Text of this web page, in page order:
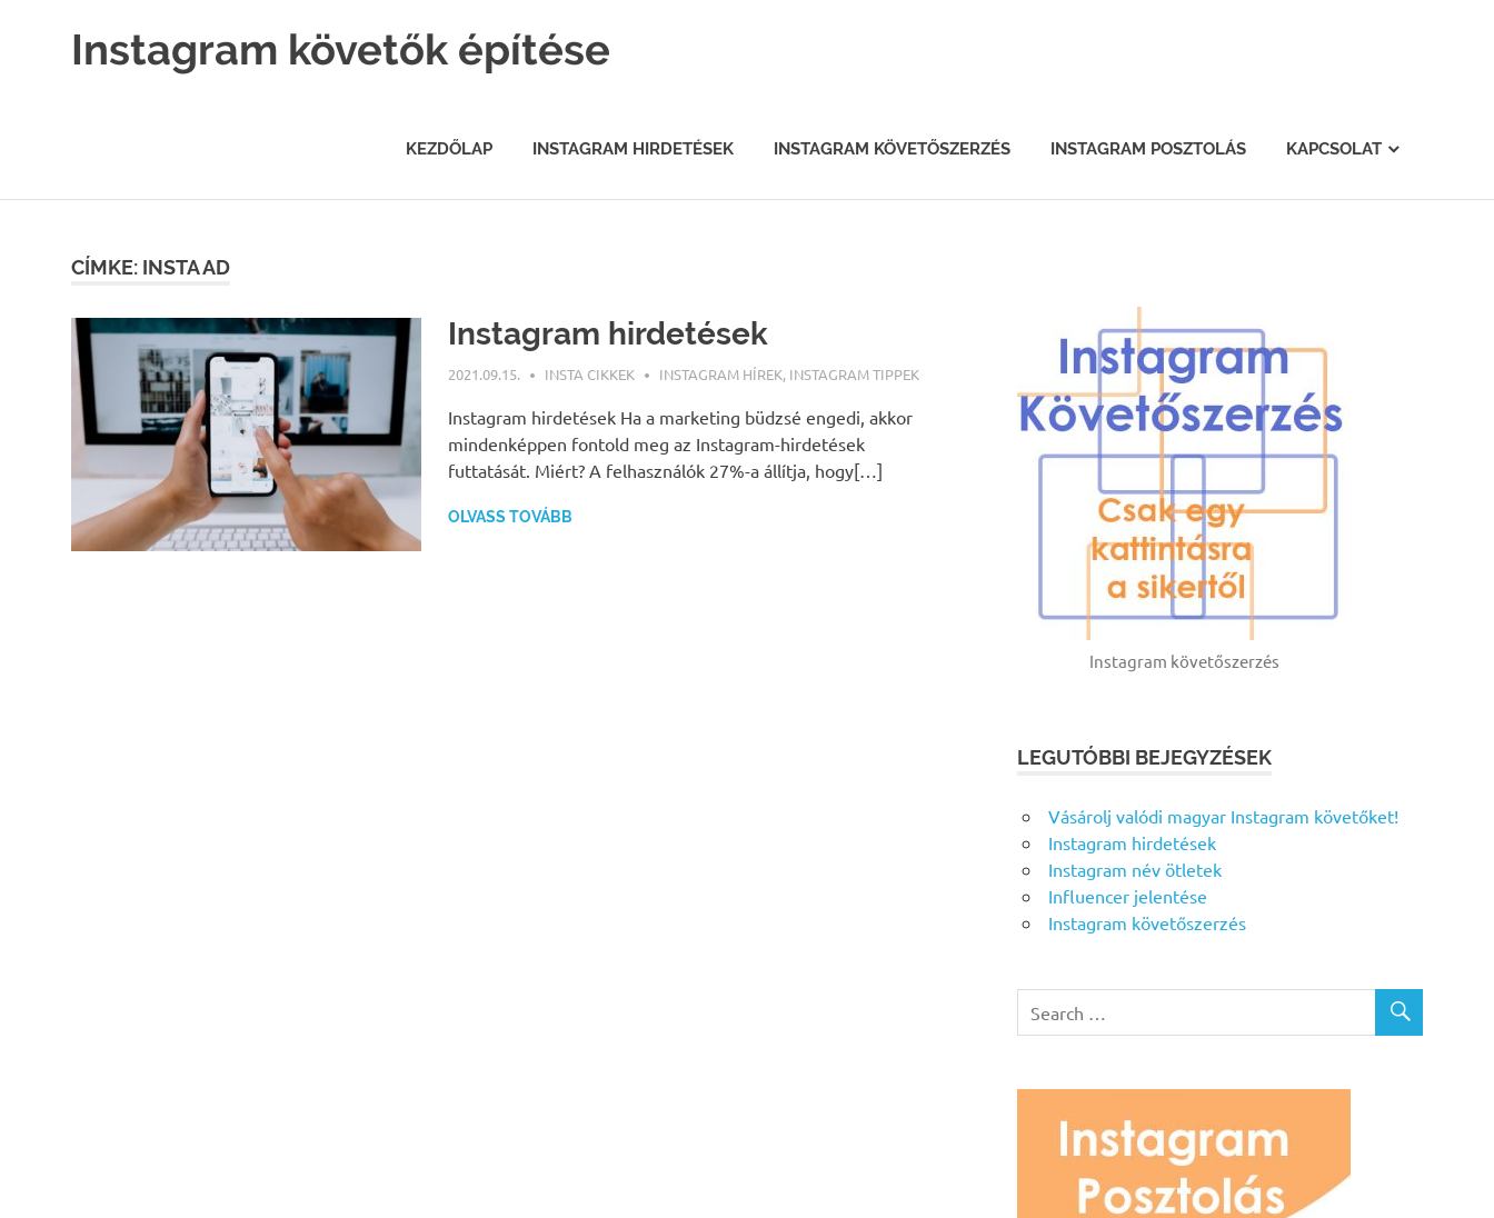
Instagram követők építése
KEZDŐLAP INSTAGRAM HIRDETÉSEK INSTAGRAM KÖVETŐSZERZÉS INSTAGRAM POSZTOLÁS KAPCSOLAT
CÍMKE: INSTA AD
Instagram hirdetések
2021.09.15. INSTA CIKKEK INSTAGRAM HÍREK, INSTAGRAM TIPPEK
Instagram hirdetések Ha a marketing büdzsé engedi, akkor
mindenképpen fontold meg az Instagram-hirdetések
futtatását. Miért? A felhasználók 27%-a állítja, hogy[…]
OLVASS TOVÁBB
Instagram követőszerzés
LEGUTÓBBI BEJEGYZÉSEK
Vásárolj valódi magyar Instagram követőket!
Instagram hirdetések
Instagram név ötletek
Influencer jelentése
Instagram követőszerzés